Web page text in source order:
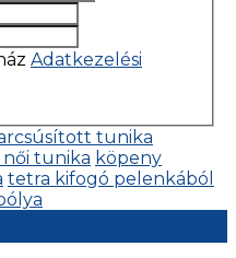
Adatkezelési
tunika
tunika köpeny
tetra kifogó pelenkából